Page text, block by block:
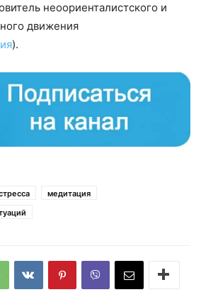
неоориенталистского и
движения
).
медитация